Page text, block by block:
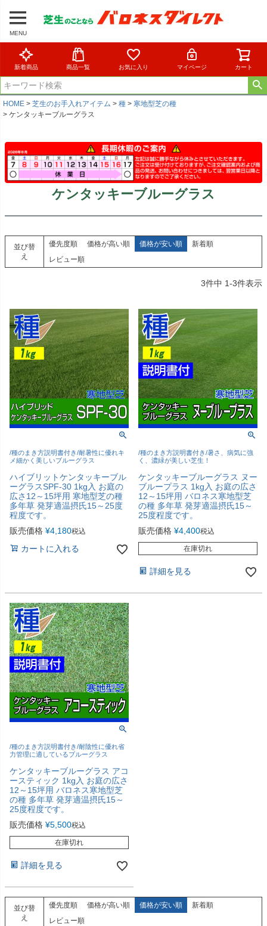
MENU
新着商品 商品一覧 お気に入り マイページ カート
HOME 芝生のお手入れアイテム 種
寒地型芝の種
ケンタッキーブルーグラス
ケンタッキーブルーグラス
並び替
え
優先度順 価格が高い順 価格が安い順
新着順
レビュー順
3件中 1-3件表示
/種のまき方説明書付き/耐暑性に優れキ
メ細かく美しいブルーグラス
ハイブリットケンタッキーブル
ーグラスSPF-30 1kg入 お庭の
広さ12～15坪用 寒地型芝の種
多年草 発芽適温摂氏15～25度
程度です。
販売価格 ¥4,180税込
カートに入れる
/種のまき方説明書付き/暑さ、病気に強
く、濃緑が美しい芝生！
ケンタッキーブルーグラス ヌー
ブループラス 1kg入 お庭の広さ
12～15坪用 バロネス寒地型芝
の種 多年草 発芽適温摂氏15～
25度程度です。
販売価格 ¥4,400税込
在庫切れ
詳細を見る
/種のまき方説明書付き/耐陰性に優れ省
力管理に適しているブルーグラス
ケンタッキーブルーグラス アコ
ースティック 1kg入 お庭の広さ
12～15坪用 バロネス寒地型芝
の種 多年草 発芽適温摂氏15～
25度程度です。
販売価格 ¥5,500税込
在庫切れ
詳細を見る
並び替
え
優先度順 価格が高い順 価格が安い順
新着順
レビュー順